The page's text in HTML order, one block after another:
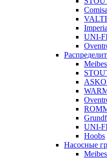
Comisa
UNI-
Meibes
UNI-
Hoobs
Насосные
Meibes